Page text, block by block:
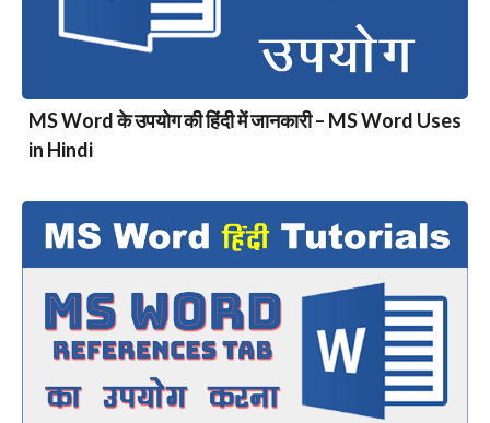
MS Word के उपयोग की हिंदी में जानकारी – MS Word Uses
in Hindi